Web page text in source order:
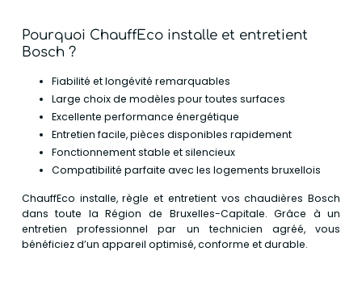
Pourquoi ChauffEco installe et entretient
Bosch ?
Fiabilité et longévité remarquables
Large choix de modèles pour toutes surfaces
Excellente performance énergétique
Entretien facile, pièces disponibles rapidement
Fonctionnement stable et silencieux
Compatibilité parfaite avec les logements bruxellois
ChauffEco installe, règle et entretient vos chaudières Bosch
dans toute la Région de Bruxelles-Capitale. Grâce à un
entretien professionnel par un technicien agréé, vous
bénéficiez d’un appareil optimisé, conforme et durable.